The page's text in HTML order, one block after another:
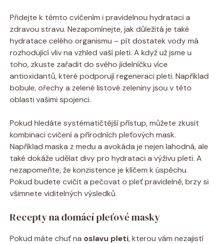
Přidejte k těmto cvičením i pravidelnou hydrataci a
zdravou stravu. Nezapomínejte, jak důležitá je také
hydratace celého organismu – pít dostatek vody má
rozhodující vliv na vzhled vaší pleti. A když už jsme u
toho, zkuste zařadit do svého jídelníčku více
antioxidantů, které podporují regeneraci pleti. Například
bobule, ořechy a zelené listové zeleniny jsou v této
oblasti vašimi spojenci.
Pokud hledáte systématičtější přístup, můžete zkusit
kombinaci cvičení a přírodních pleťových mask.
Například maska z medu a avokáda je nejen lahodná, ale
také dokáže udělat divy pro hydrataci a výživu pleti. A
nezapomeňte, že konzistence je klíčem k úspěchu.
Pokud budete cvičit a pečovat o pleť pravidelně, brzy si
všimnete viditelných výsledků.
Recepty na domácí pleťové masky
Pokud máte chuť na oslavu pleti, kterou vám nezajistí